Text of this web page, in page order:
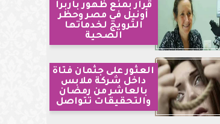
قرار بمنع ظهور باربرا
أونيل في مصر وحظر
الترويج لخدماتها
الصحية
العثور على جثمان فتاة
داخل شركة ملابس
بالعاشر من رمضان
والتحقيقات تتواصل